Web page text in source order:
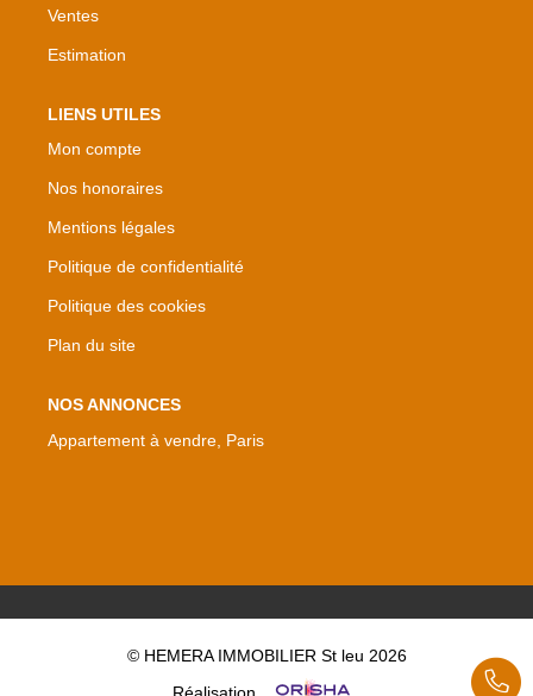
Ventes
Estimation
LIENS UTILES
Mon compte
Nos honoraires
Mentions légales
Politique de confidentialité
Politique des cookies
Plan du site
NOS ANNONCES
Appartement à vendre, Paris
© HEMERA IMMOBILIER St leu 2026
Réalisation